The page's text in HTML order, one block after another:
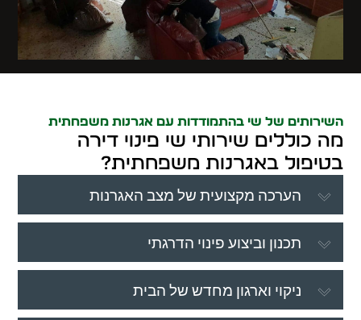
השירותים של שי בהתמודדות עם אגרנות משפחתית
מה כוללים שירותי שי פינוי דירה
בטיפול באגרנות משפחתית?
הערכה מקצועית של מצב האגרנות
תכנון וביצוע פינוי הדרגתי
ניקוי וארגון מחדש של הבית